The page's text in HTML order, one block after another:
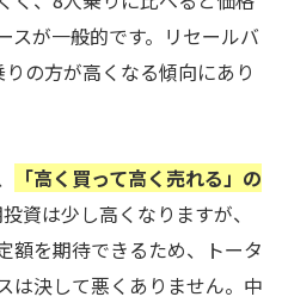
スが一般的です。リセールバ
の方が高くなる傾向にあり
「高く買って高く売れる」の
資は少し高くなりますが、
額を期待できるため、トータ
は決して悪くありません。中